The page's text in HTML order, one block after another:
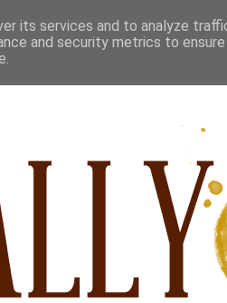
its services and to analyze
and security metrics to